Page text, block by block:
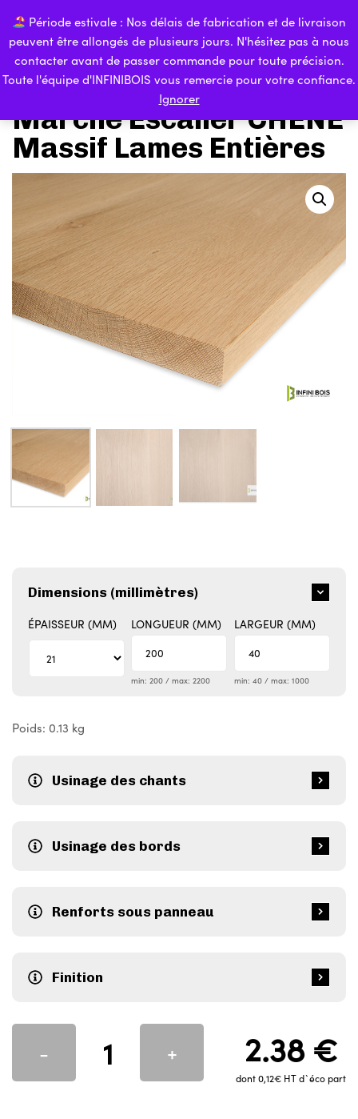
Période estivale : Nos délais de fabrication et de livraison
peuvent être allongés de plusieurs jours. N'hésitez pas à nous
contacter avant de passer commande pour toute précision.
Toute l'équipe d'INFINIBOIS vous remercie pour votre confiance.
Ignorer
les
liens
navigation
principale
au
contenu
0
Marche Escalier CHÊNE
Massif Lames Entières
Dimensions (millimètres)
ÉPAISSEUR (MM)
LONGUEUR (MM)
min: 200 / max: 2200
LARGEUR (MM)
min: 40 / max: 1000
Poids: 0.13 kg
Usinage des chants
Usinage des bords
Renforts sous panneau
Finition
- + 2.38 €
dont 0,12€ HT d`éco part